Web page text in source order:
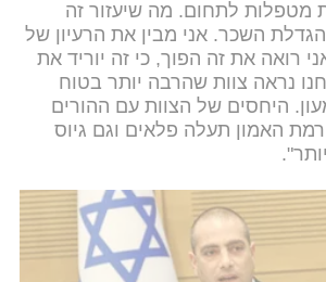
מטפלות לתחום. מה שיעזור זה
השכר. אני מבין את הרעיון של
רואה את זה הפוך, כי זה יוריד את
נראה צוות שהרבה יותר בטוח
היחסים של הצוות עם ההורים
האמון תעלה פלאים וגם גיוס